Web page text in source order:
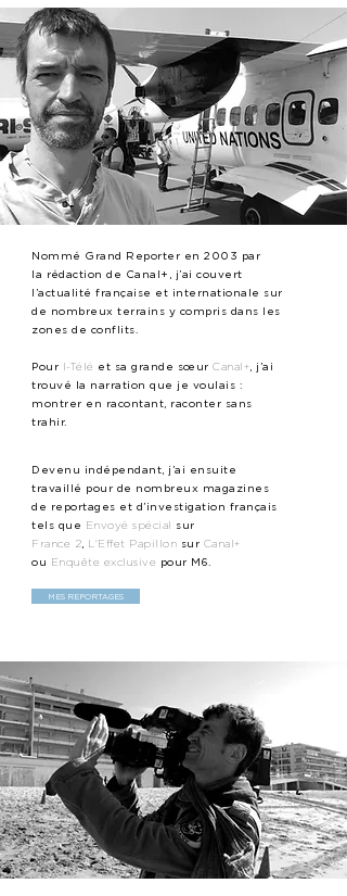
Nommé Grand Reporter en 2003 par
la rédaction de Canal+, j’ai couvert
l’actualité française et internationale sur
de nombreux terrains y compris dans les
zones de conflits.
Pour I-Télé et sa grande sœur Canal+ , j’ai
trouvé la narration que je voulais :
montrer en racontant, raconter sans
trahir.
Devenu indépendant, j’ai ensuite
travaillé pour de nombreux magazines
de reportages et d’investigation français
tels que Envoyé spécial sur
France 2
L'Effet Papillon sur Canal+
ou Enquête exclusive pour M6.
MES REPORTAGES